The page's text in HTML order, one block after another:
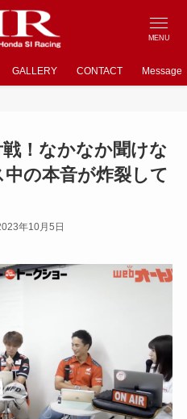
MENU
GALLERY CONTACT Message
！なかなか聞けな
の本音が炸裂して
年10月5日